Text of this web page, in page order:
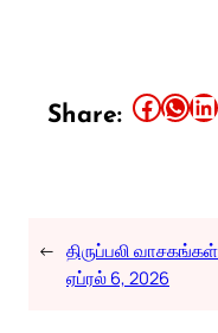
Share: Share this article on Facebook Share this article on WhatsApp Share this article on LinkedIn
← திருப்பலி
ஏப்ரல் 6, 2026